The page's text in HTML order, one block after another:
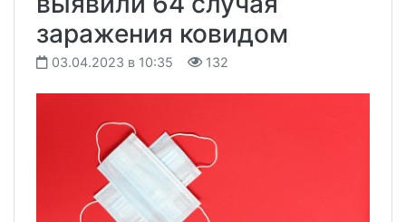
заражения ковидом
03.04.2023 в 10:35 132